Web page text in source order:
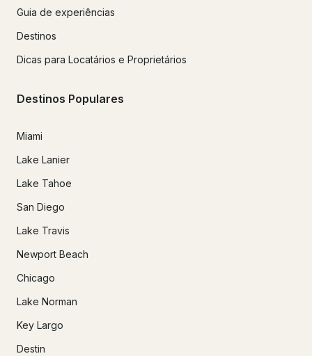
Guia de experiências
Destinos
Dicas para Locatários e Proprietários
Destinos Populares
Miami
Lake Lanier
Lake Tahoe
San Diego
Lake Travis
Newport Beach
Chicago
Lake Norman
Key Largo
Destin